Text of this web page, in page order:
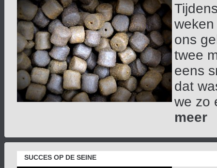
ons
twee
eens
dat
we zo
meer
SUCCES OP DE SEINE